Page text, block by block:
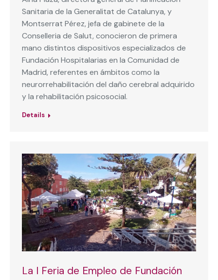
Sanitaria de la Generalitat de Catalunya, y
Montserrat Pérez, jefa de gabinete de la
Conselleria de Salut, conocieron de primera
mano distintos dispositivos especializados de
Fundación Hospitalarias en la Comunidad de
Madrid, referentes en ámbitos como la
neurorrehabilitación del daño cerebral adquirido
y la rehabilitación psicosocial.
Details
La I Feria de Empleo de Fundación